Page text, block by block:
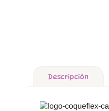
Descripción